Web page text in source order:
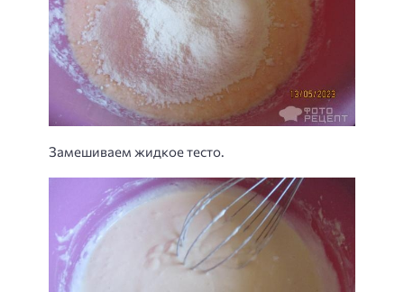
Замешиваем жидкое тесто.